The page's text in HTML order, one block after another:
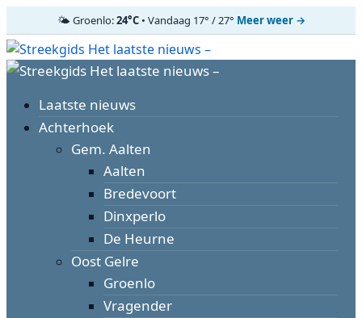
🌤️ Groenlo:24°C• Vandaag 17° / 27° Meer weer →
Ga
naar
inhoud
Primair
Laatste nieuws
Achterhoek
Gem. Aalten
Aalten
Bredevoort
Dinxperlo
De Heurne
Oost Gelre
Groenlo
Vragender